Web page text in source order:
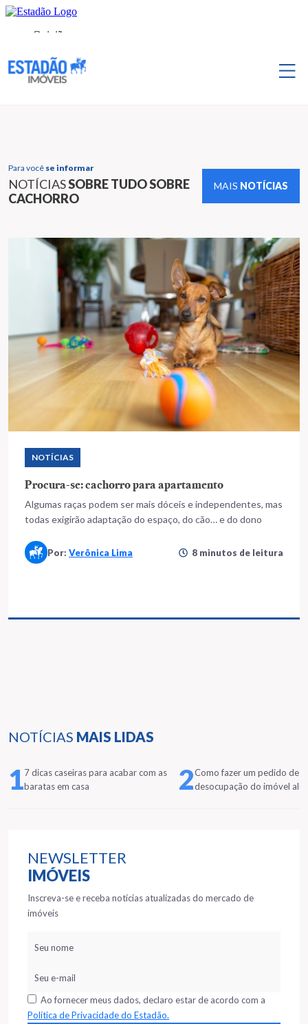
Para você se informar
NOTÍCIASSOBRE TUDO SOBRE
CACHORRO
MAIS NOTÍCIAS
NOTÍCIAS MAIS LIDAS
17 dicas caseiras para acabar com as
baratas em casa
2Como fazer um pedido de
desocupação do imóvel
NEWSLETTER
IMÓVEIS
Inscreva-se e receba notícias atualizadas do mercado de
imóveis
Ao fornecer meus dados, declaro estar de acordo com a
Política de Privacidade do Estadão.
NOTÍCIAS
Procura-se: cachorro para apartamento
Algumas raças podem ser mais dóceis e independentes, mas
todas exigirão adaptação do espaço, do cão… e do dono
Por: Verônica Lima 8 minutos de leitura